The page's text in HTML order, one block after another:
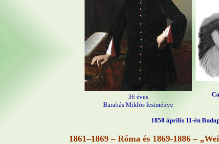
36 éves
Barabás Miklós festménye
1858 április 11-én
1861–1869 – Róma és 1869-1886 –